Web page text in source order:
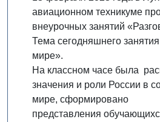
авиационном техникуме
внеурочных занятий
Тема сегодняшнего
мире».
На классном часе была
значения и роли России в
мире, сформировано
представления